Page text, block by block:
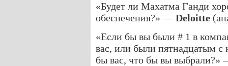
«Будет ли Махатма Ганди
обеспечения?» —Deloitte
«Если бы вы были # 1 в
вас, или были пятнадцатым с
бы вас, что бы вы